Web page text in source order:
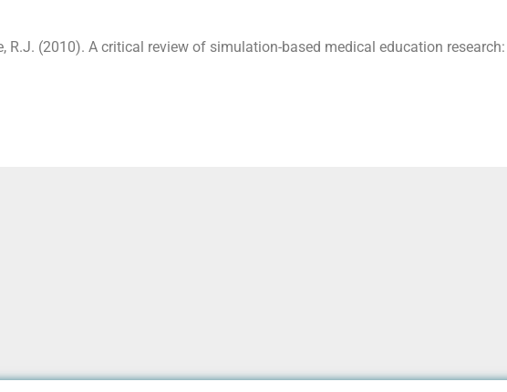
R.J. (2010). A critical review of simulation-based medical education